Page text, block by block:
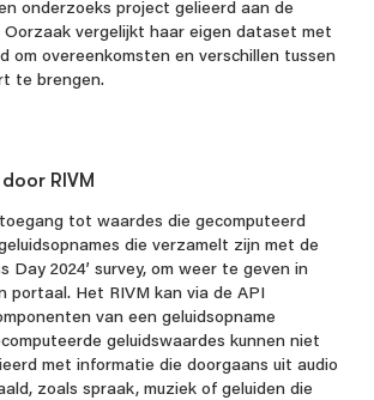
onderzoeks project gelieerd aan de
Oorzaak vergelijkt haar eigen dataset met
om overeenkomsten en verschillen tussen
te brengen.
RIVM
tot waardes die gecomputeerd
die verzamelt zijn met de
Day 2024’ survey, om weer te geven in
portaal. Het RIVM kan via de API
van een geluidsopname
geluidswaardes kunnen niet
met informatie die doorgaans uit audio
zoals spraak, muziek of geluiden die